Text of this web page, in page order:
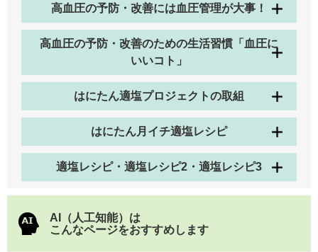
高血圧の予防・改善には血圧管理が大事！
高血圧の予防・改善のための生活習慣「血圧に
いいコト」
はにたん適塩プロジェクトの取組
はにたん月イチ適塩レシピ
適塩レシピ・適塩レシピ2・適塩レシピ3
AI（人工知能）は
こんなページをおすすめします